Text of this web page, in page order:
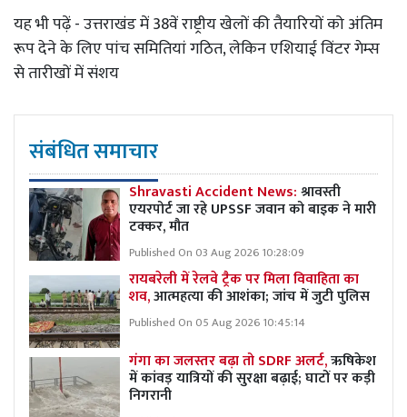
यह भी पढ़ें -उत्तराखंड में 38वें राष्ट्रीय खेलों की तैयारियों को अंतिम
रूप देने के लिए पांच समितियां गठित, लेकिन एशियाई विंटर गेम्स
से तारीखों में संशय
संबंधित समाचार
Shravasti Accident News:श्रावस्ती
एयरपोर्ट जा रहे UPSSF जवान को बाइक ने मारी
टक्कर, मौत
Published On 03 Aug 2026 10:28:09
रायबरेली में रेलवे ट्रैक पर मिला विवाहिता का
शव,आत्महत्या की आशंका; जांच में जुटी पुलिस
Published On 05 Aug 2026 10:45:14
गंगा का जलस्तर बढ़ा तो SDRF अलर्ट,ऋषिकेश
में कांवड़ यात्रियों की सुरक्षा बढ़ाई; घाटों पर कड़ी
निगरानी